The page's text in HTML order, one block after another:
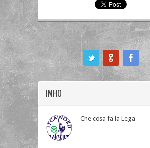
IMHO
Che cosa fa la Lega